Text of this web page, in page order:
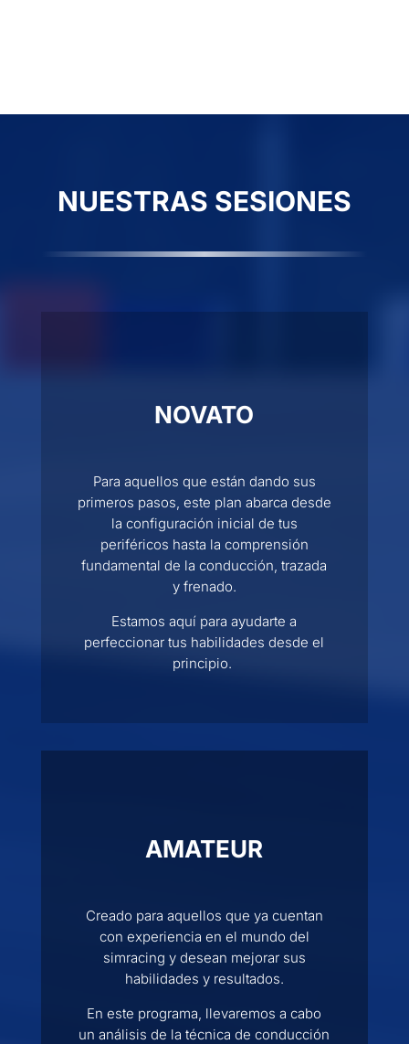
NUESTRAS SESIONES
NOVATO
Para aquellos que están dando sus
primeros pasos, este plan abarca desde
la configuración inicial de tus
periféricos hasta la comprensión
fundamental de la conducción, trazada
y frenado.
Estamos aquí para ayudarte a
perfeccionar tus habilidades desde el
principio.
AMATEUR
Creado para aquellos que ya cuentan
con experiencia en el mundo del
simracing y desean mejorar sus
habilidades y resultados.
En este programa, llevaremos a cabo
un análisis de la técnica de conducción